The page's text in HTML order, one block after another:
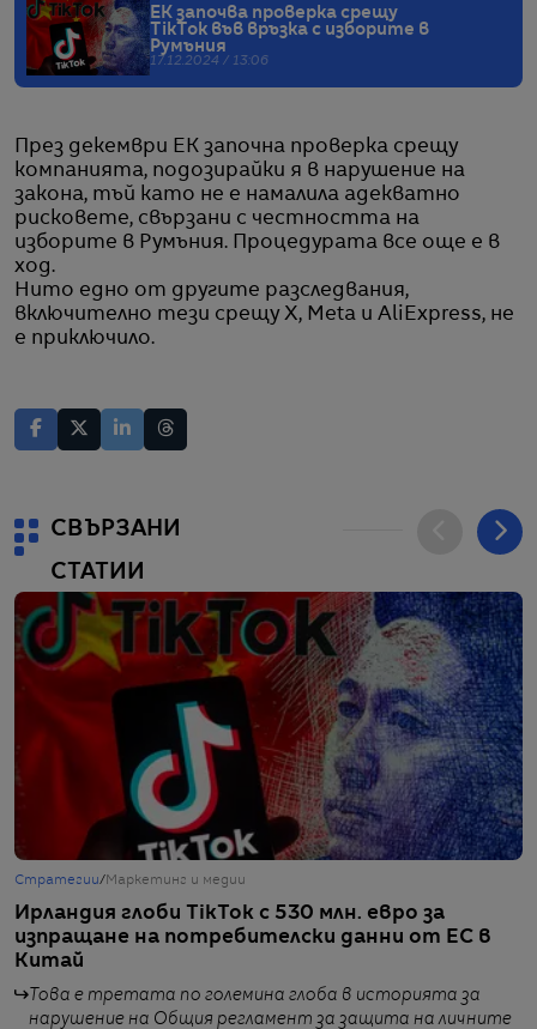
ЕК започва проверка срещу
TikTok във връзка с изборите в
Румъния
17.12.2024 / 13:06
През декември ЕК започна проверка срещу
компанията, подозирайки я в нарушение на
закона, тъй като не е намалила адекватно
рисковете, свързани с честността на
изборите в Румъния. Процедурата все още е в
ход.
Нито едно от другите разследвания,
включително тези срещу X, Meta и AliExpress, не
е приключило.
СВЪРЗАНИ
СТАТИИ
Стратегии/ Маркетинг и медии
Ирландия глоби TikTok с 530 млн. евро за
изпращане на потребителски данни от ЕС в
Китай
Това е третата по големина глоба в историята за
нарушение на Общия регламент за защита на личните